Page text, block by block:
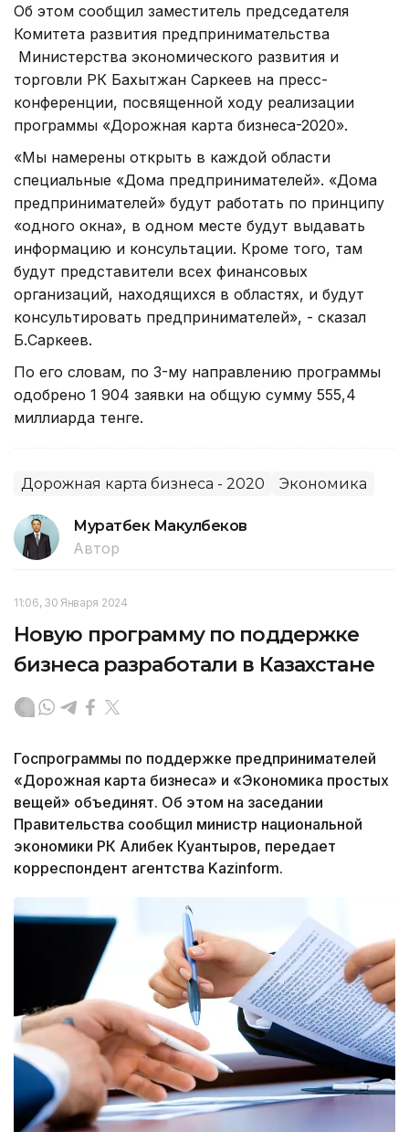
Об этом сообщил заместитель председателя
Комитета развития предпринимательства
Министерства экономического развития и
торговли РК Бахытжан Саркеев на пресс-
конференции, посвященной ходу реализации
программы «Дорожная карта бизнеса-2020».
«Мы намерены открыть в каждой области
специальные «Дома предпринимателей». «Дома
предпринимателей» будут работать по принципу
«одного окна», в одном месте будут выдавать
информацию и консультации. Кроме того, там
будут представители всех финансовых
организаций, находящихся в областях, и будут
консультировать предпринимателей», - сказал
Б.Саркеев.
По его словам, по 3-му направлению программы
одобрено 1 904 заявки на общую сумму 555,4
миллиарда тенге.
Дорожная карта бизнеса - 2020 Экономика
Муратбек Макулбеков
Автор
11:06, 30 Января 2024
Новую программу по поддержке
бизнеса разработали в Казахстане
Госпрограммы по поддержке предпринимателей
«Дорожная карта бизнеса» и «Экономика простых
вещей» объединят. Об этом на заседании
Правительства сообщил министр национальной
экономики РК Алибек Куантыров, передает
корреспондент агентства Kazinform.